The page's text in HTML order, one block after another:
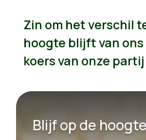
Zin om het verschil
hoogte blijft van
koers van onze
Blijf op de hoogte